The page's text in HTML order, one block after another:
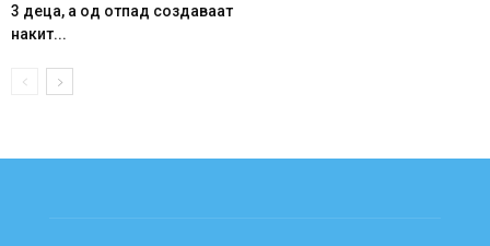
3 деца, а од отпад создаваат
накит...